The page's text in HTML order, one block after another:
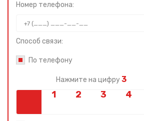
Номер телефона:
Способ связи:
По телефону
Нажмите на цифру 3